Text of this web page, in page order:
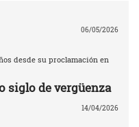
06/05/2026
desde su proclamación en
siglo de vergüenza
14/04/2026